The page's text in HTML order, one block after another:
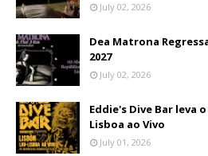
July 02, 2026
Dea Matrona
2027
July 02, 2026
Eddie's Dive Bar leva
Lisboa ao Vivo
July 01, 2026